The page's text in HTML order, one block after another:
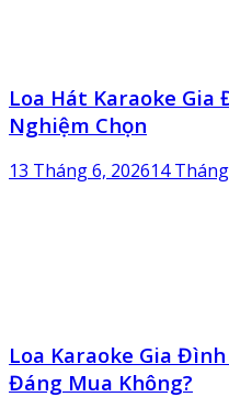
Loa Hát Karaoke
Nghiệm Chọn
13 Tháng 6, 202614
Loa Karaoke Gia Đình
Đáng Mua Không?